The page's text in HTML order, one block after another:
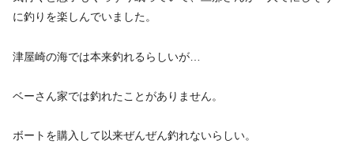
に釣りを楽しんでいました。
津屋崎の海では本来釣れるらしいが…
ベーさん家では釣れたことがありません。
ボートを購入して以来ぜんぜん釣れないらしい。